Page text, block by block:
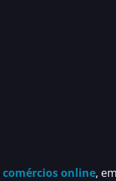
comércios online,